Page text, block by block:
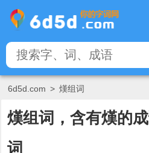
6d5d.com > 熯组词
熯组词，含有熯的
词